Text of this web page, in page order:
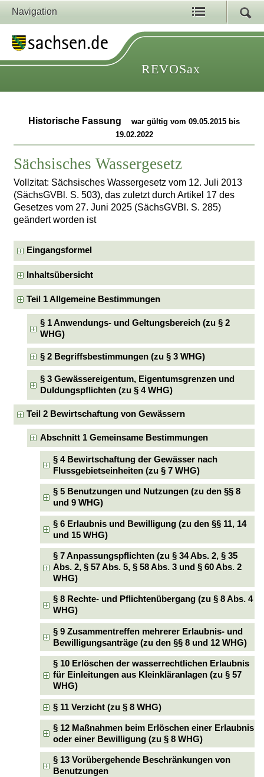
Navigation
REVOSax
Historische Fassung
war gültig vom 09.05.2015 bis
19.02.2022
Sächsisches Wassergesetz
Vollzitat: Sächsisches Wassergesetz vom 12. Juli 2013
(SächsGVBl. S. 503), das zuletzt durch Artikel 17 des
Gesetzes vom 27. Juni 2025 (SächsGVBl. S. 285)
geändert worden ist
Eingangsformel
Inhaltsübersicht
Teil 1 Allgemeine Bestimmungen
§ 1 Anwendungs- und Geltungsbereich (zu § 2
WHG)
§ 2 Begriffsbestimmungen (zu § 3 WHG)
§ 3 Gewässereigentum, Eigentumsgrenzen und
Duldungspflichten (zu § 4 WHG)
Teil 2 Bewirtschaftung von Gewässern
Abschnitt 1 Gemeinsame Bestimmungen
§ 4 Bewirtschaftung der Gewässer nach
Flussgebietseinheiten (zu § 7 WHG)
§ 5 Benutzungen und Nutzungen (zu den §§ 8
und 9 WHG)
§ 6 Erlaubnis und Bewilligung (zu den §§ 11, 14
und 15 WHG)
§ 7 Anpassungspflichten (zu § 34 Abs. 2, § 35
Abs. 2, § 57 Abs. 5, § 58 Abs. 3 und § 60 Abs. 2
WHG)
§ 8 Rechte- und Pflichtenübergang (zu § 8 Abs. 4
WHG)
§ 9 Zusammentreffen mehrerer Erlaubnis- und
Bewilligungsanträge (zu den §§ 8 und 12 WHG)
§ 10 Erlöschen der wasserrechtlichen Erlaubnis
für Einleitungen aus Kleinkläranlagen (zu § 57
WHG)
§ 11 Verzicht (zu § 8 WHG)
§ 12 Maßnahmen beim Erlöschen einer Erlaubnis
oder einer Bewilligung (zu § 8 WHG)
§ 13 Vorübergehende Beschränkungen von
Benutzungen